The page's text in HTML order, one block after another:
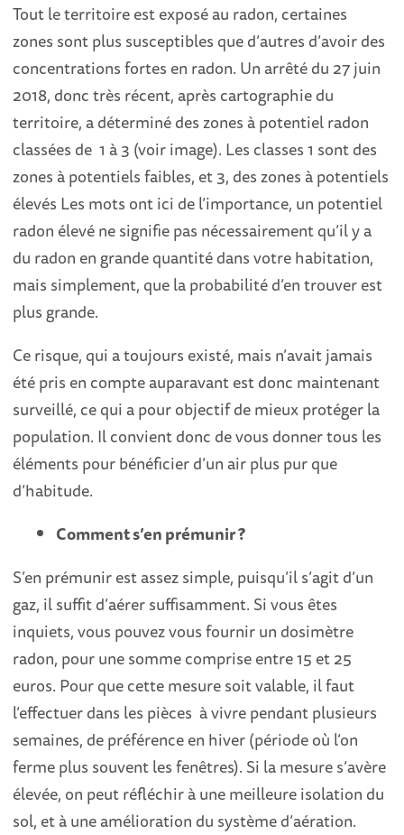
Tout le territoire est exposé au radon, certaines
zones sont plus susceptibles que d’autres d’avoir des
concentrations fortes en radon. Un arrêté du 27 juin
2018, donc très récent, après cartographie du
territoire, a déterminé des zones à potentiel radon
classées de 1 à 3 (voir image). Les classes 1 sont des
zones à potentiels faibles, et 3, des zones à potentiels
élevés Les mots ont ici de l’importance, un potentiel
radon élevé ne signifie pas nécessairement qu’il y a
du radon en grande quantité dans votre habitation,
mais simplement, que la probabilité d’en trouver est
plus grande.
Ce risque, qui a toujours existé, mais n’avait jamais
été pris en compte auparavant est donc maintenant
surveillé, ce qui a pour objectif de mieux protéger la
population. Il convient donc de vous donner tous les
éléments pour bénéficier d’un air plus pur que
d’habitude.
Comment s’en prémunir ?
S’en prémunir est assez simple, puisqu’il s’agit d’un
gaz, il suffit d’aérer suffisamment. Si vous êtes
inquiets, vous pouvez vous fournir un dosimètre
radon, pour une somme comprise entre 15 et 25
euros. Pour que cette mesure soit valable, il faut
l’effectuer dans les pièces à vivre pendant plusieurs
semaines, de préférence en hiver (période où l’on
ferme plus souvent les fenêtres). Si la mesure s’avère
élevée, on peut réfléchir à une meilleure isolation du
sol, et à une amélioration du système d’aération.